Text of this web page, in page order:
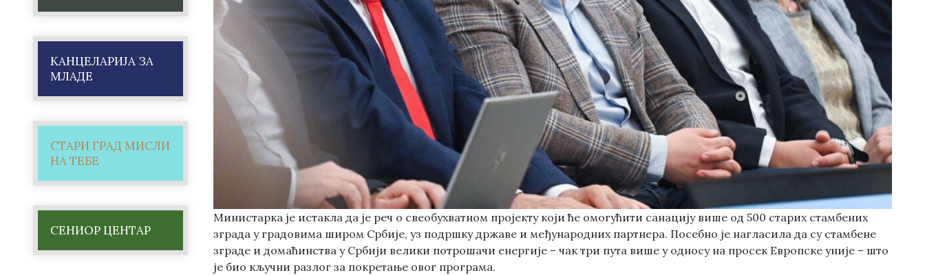
КАНЦЕЛАРИЈА ЗА
МЛАДЕ
СТАРИ ГРАД МИСЛИ
НА ТЕБЕ
СЕНИОР ЦЕНТАР
Министарка је истакла да је реч о свеобухватном пројекту који ће омогућити санацију више од 500 старих стамбених
зграда у градовима широм Србије, уз подршку државе и међународних партнера. Посебно је нагласила да су стамбене
зграде и домаћинства у Србији велики потрошачи енергије – чак три пута више у односу на просек Европске уније – што
је био кључни разлог за покретање овог програма.